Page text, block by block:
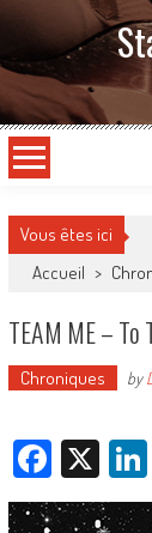
Vous êtes ici
Accueil >
TEAM ME –
Chroniques by
X